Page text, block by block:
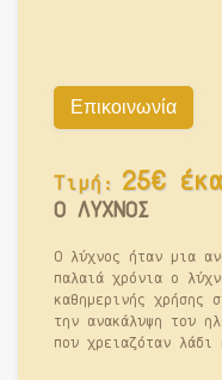
Επικοινωνία
Τιμή: 25€
Ο ΛΥΧΝΟΣ
Ο λύχνος ήταν μια
παλαιά χρόνια ο
καθημερινής χρήσης
την ανακάλυψη του
που χρειαζόταν